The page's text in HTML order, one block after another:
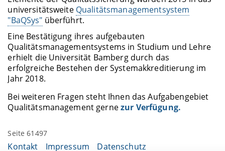
universitätsweite Qualitätsmanagementsystem
"BaQSys" überführt.
Eine Bestätigung ihres aufgebauten
Qualitätsmanagementsystems in Studium und Lehre
erhielt die Universität Bamberg durch das
erfolgreiche Bestehen der Systemakkreditierung im
Jahr 2018.
Bei weiteren Fragen steht Ihnen das Aufgabengebiet
Qualitätsmanagement gernezur Verfügung.
Seite 61497
Kontakt Impressum Datenschutz